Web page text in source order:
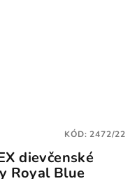
dievčenské
Royal Blue
KÓD:2472/22